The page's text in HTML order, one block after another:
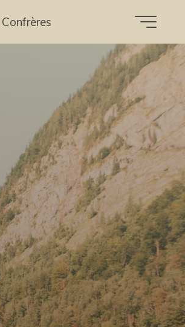
Confrères